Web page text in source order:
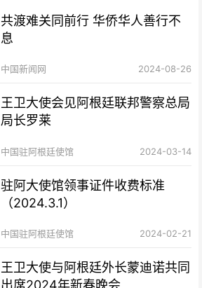
共渡难关同前行 华侨华人善行不
息
中国新闻网 2024-08-26
王卫大使会见阿根廷联邦警察总局
局长罗莱
中国驻阿根廷使馆 2024-03-14
驻阿大使馆领事证件收费标准
（2024.3.1）
中国驻阿根廷使馆 2024-02-21
王卫大使与阿根廷外长蒙迪诺共同
出席2024年新春晚会